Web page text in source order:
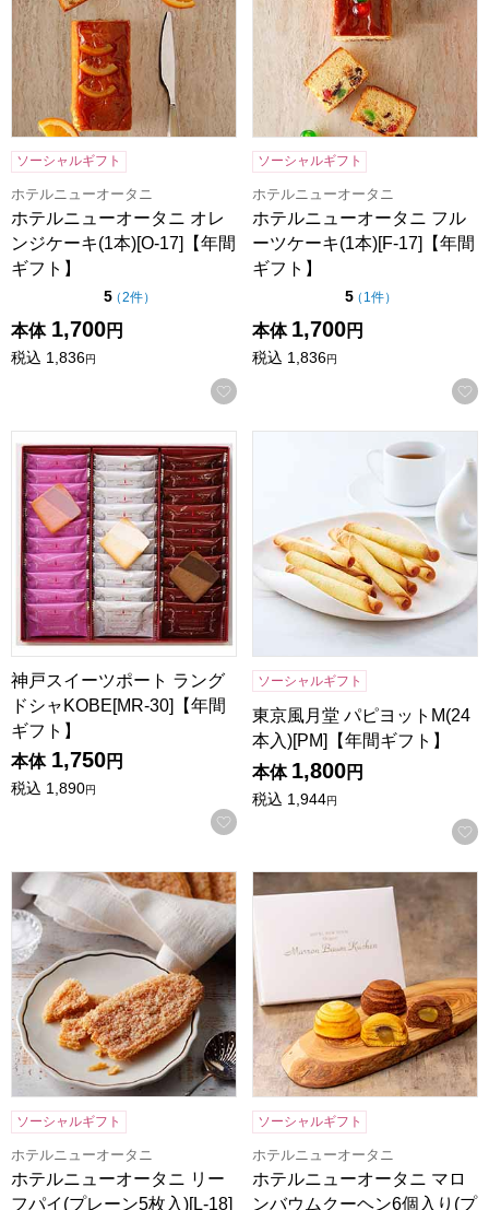
ソーシャルギフト
ホテルニューオータニ
ホテルニューオータニ オレ
ンジケーキ(1本)[O-17]【年間
ギフト】
5点（5点満点中）
（2件の評価
）
本体 1,700円
税込 1,836円
お気に入りに登録する
ソーシャルギフト
ホテルニューオータニ
ホテルニューオータニ フル
ーツケーキ(1本)[F-17]【年間
ギフト】
5点（5点満点中）
（ 1件の評価
）
本体 1,700円
税込 1,836円
神戸スイーツポート ラングドシャKOBE[MR-30]【年間ギフ
神戸スイーツポート ラング
ドシャKOBE[MR-30]【年間
ギフト】
本体 1,750円
税込 1,890円
お気に入りに登録する
東京風月堂 パピヨットM(24
ソーシャルギフト
東京風月堂 パピヨットM(24
本入)[PM]【年間ギフト】
本体 1,800円
税込 1,944円
ホテルニューオータニ リーフパイ(プレーン5枚入)[L-18]【年
ソーシャルギフト
ホテルニューオータニ
ホテルニューオータニ リー
フパイ(プレーン5枚入)[L-18]
ホテルニューオータニ マロ
ソーシャルギフト
ホテルニューオータニ
ホテルニューオータニ マロ
ンバウムクーヘン6個入り(プ